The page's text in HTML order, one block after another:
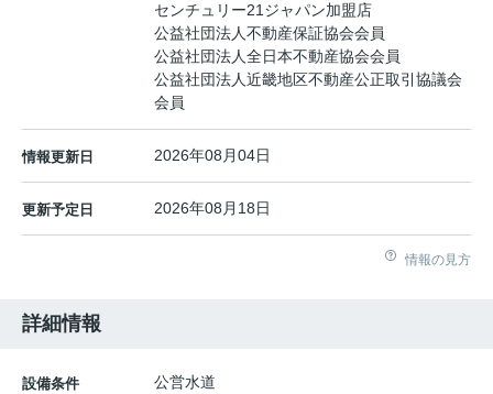
センチュリー21ジャパン加盟店
公益社団法人不動産保証協会会員
公益社団法人全日本不動産協会会員
公益社団法人近畿地区不動産公正取引協議会
会員
情報更新日 2026年08月04日
更新予定日 2026年08月18日
情報の見方
詳細情報
設備条件
公営水道